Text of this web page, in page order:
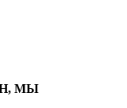
МЫ